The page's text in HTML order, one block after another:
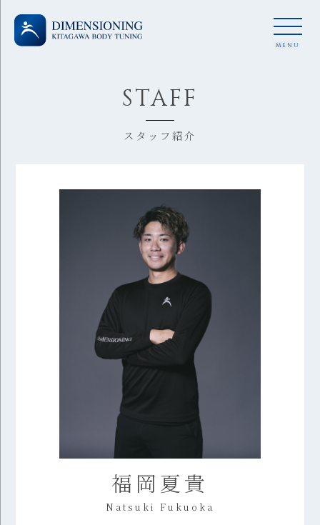
STAFF
スタッフ紹介
福岡夏貴
Natsuki Fukuoka
MENU